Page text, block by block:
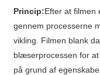
Princip:Efter at filmen
gennem processerne
vikling. Filmen blank
blæserprocessen for
på grund af